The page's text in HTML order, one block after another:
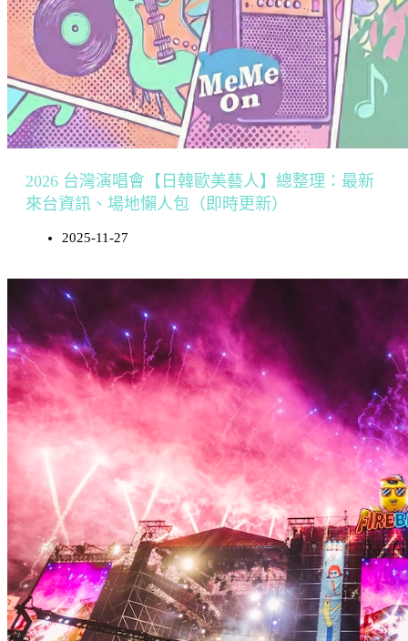
2026 台灣演唱會【日韓歐美藝人】總整理：最新
來台資訊、場地懶人包（即時更新）
2025-11-27